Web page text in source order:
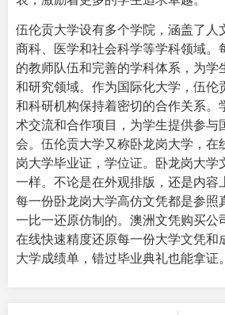
伍伦贡大学设有多个学院，涵盖了人
商科、医学和社会科学等学科领域。
的教师队伍和完善的学科体系，为学
和研究领域。 作为国际化大学，伍伦
和科研机构保持着密切的合作关系。
术交流和合作项目，为学生提供参与
会。 伍伦贡大学又称卧龙岗大学，在
岗大学毕业证，学位证。卧龙岗大学
一样。不论是在外观排版，还是内容
每一份卧龙岗大学高仿文凭都是参照
一比一还原仿制的。 澳洲文凭购买公
在线快速精度还原每一份大学文凭和
大学成绩单，错过毕业典礼也能拿证。